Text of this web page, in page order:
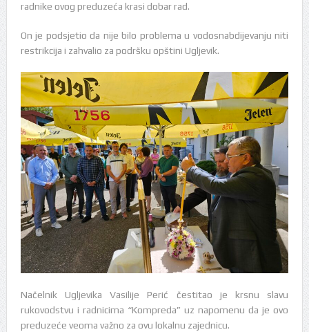
radnike ovog preduzeća krasi dobar rad.
On je podsjetio da nije bilo problema u vodosnabdijevanju niti
restrikcija i zahvalio za podršku opštini Ugljevik.
Načelnik Ugljevika Vasilije Perić čestitao je krsnu slavu
rukovodstvu i radnicima “Kompreda” uz napomenu da je ovo
preduzeće veoma važno za ovu lokalnu zajednicu.